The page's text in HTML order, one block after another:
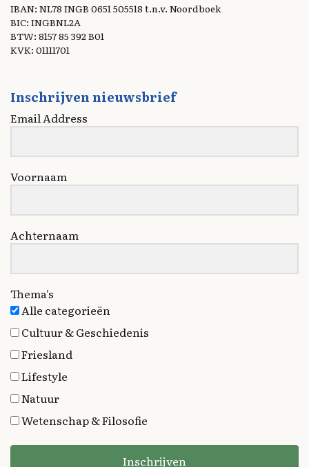
IBAN: NL78 INGB 0651 505518 t.n.v. Noordboek
BIC: INGBNL2A
BTW: 8157 85 392 B01
KVK: 01111701
Inschrijven nieuwsbrief
Email Address
Voornaam
Achternaam
Thema's
Alle categorieën
Cultuur & Geschiedenis
Friesland
Lifestyle
Natuur
Wetenschap & Filosofie
Inschrijven